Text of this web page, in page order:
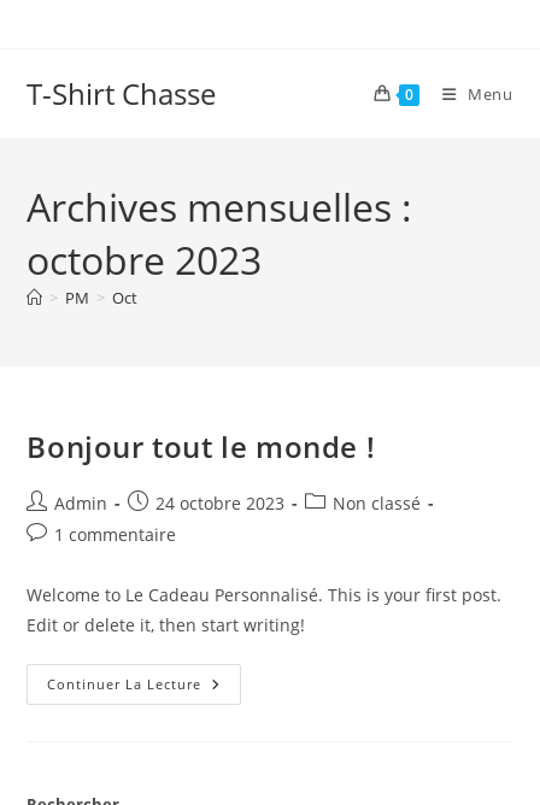
T-Shirt Chasse 0 Menu
Archives mensuelles :
octobre 2023
> PM > Oct
Bonjour tout le monde !
Auteur/autrice
de
Admin
Publication
publiée :
24 octobre 2023
PostNon classé
Commentaires
la
publication :
1 commentaire
Welcome to Le Cadeau Personnalisé. This is your first post.
Edit or delete it, then start writing!
Continuer La Lecture Bonjour
Tout